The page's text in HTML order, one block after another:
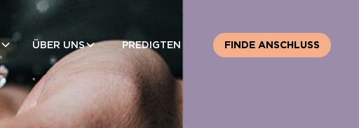
ÜBER UNS PREDIGTEN FINDE ANSCHLUSS